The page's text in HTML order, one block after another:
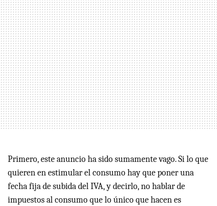
Primero, este anuncio ha sido sumamente vago. Si lo que
quieren en estimular el consumo hay que poner una
fecha fija de subida delIVA, y decirlo, no hablar de
impuestos al consumo que lo único que hacen es